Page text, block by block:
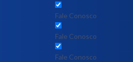
Fale Conosco
Fale Conosco
Fale Conosco